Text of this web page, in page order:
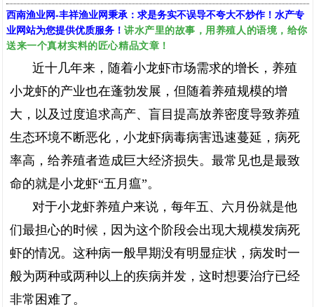
西南渔业网-丰祥渔业网秉承：求是务实不误导不夸大不炒作！水产专
业网站为您提供优质服务！ 讲水产里的故事，用养殖人的语境，给你
送来一个真材实料的匠心精品文章！
近十几年来，随着小龙虾市场需求的增长，养殖
小龙虾的产业也在蓬勃发展，但随着养殖规模的增
大，以及过度追求高产、盲目提高放养密度导致养殖
生态环境不断恶化，小龙虾病毒病害迅速蔓延，病死
率高，给养殖者造成巨大经济损失。最常见也是最致
命的就是小龙虾“五月瘟”。
对于小龙虾养殖户来说，每年五、六月份就是他
们最担心的时候，因为这个阶段会出现大规模发病死
虾的情况。这种病一般早期没有明显症状，病发时一
般为两种或两种以上的疾病并发，这时想要治疗已经
非常困难了。